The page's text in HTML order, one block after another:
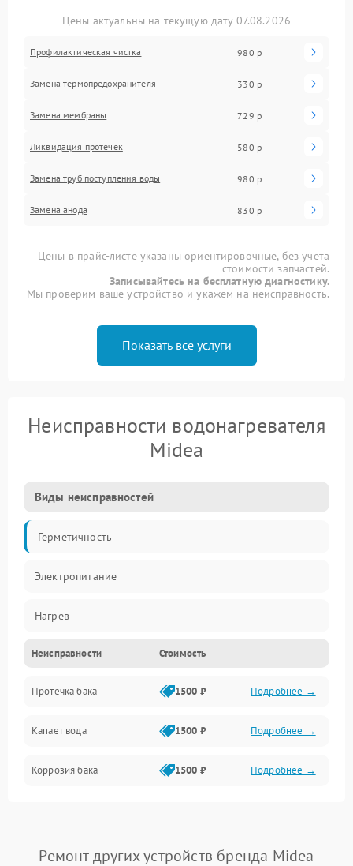
Цены актуальны на текущую дату 07.08.2026
Профилактическая чистка 980 р
Замена термопредохранителя 330 р
Замена мембраны 729 р
Ликвидация протечек 580 р
Замена труб поступления воды 980 р
Замена анода 830 р
Цены в прайс-листе указаны ориентировочные, без учета
стоимости запчастей.
Записывайтесь на бесплатную диагностику.
Мы проверим ваше устройство и укажем на неисправность.
Показать все услуги
Неисправности водонагревателя
Midea
Виды неисправностей
Герметичность
Электропитание
Нагрев
Датчики
Механика
Неисправности Стоимость
Протечка бака 1500 ₽ Подробнее →
Капает вода 1500 ₽ Подробнее →
Коррозия бака 1500 ₽ Подробнее →
Ремонт других устройств бренда Midea